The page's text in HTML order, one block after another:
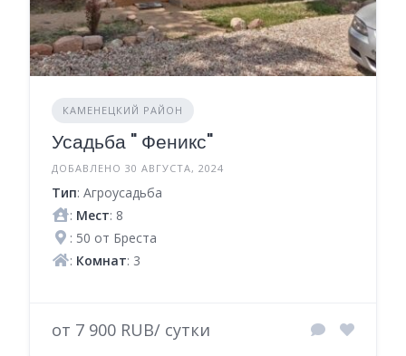
КАМЕНЕЦКИЙ РАЙОН
Усадьба " Феникс"
ДОБАВЛЕНО 30 АВГУСТА, 2024
Тип: Агроусадьба
: Мест: 8
: 50 от Бреста
: Комнат: 3
от 7 900 RUB/ сутки